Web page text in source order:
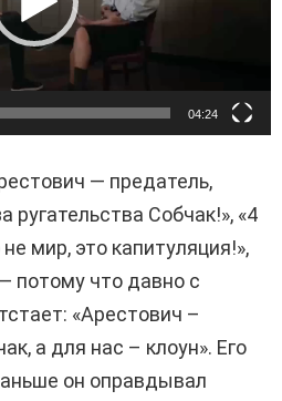
04:24
— предатель,
ругательства Собчак!», «4
мир, это капитуляция!»,
потому что давно с
«Арестович –
а для нас – клоун». Его
он оправдывал